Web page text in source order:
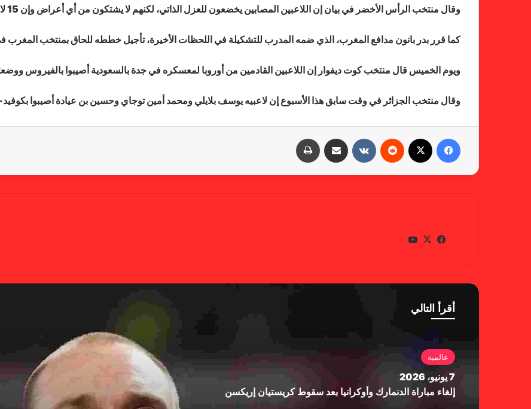
وقال منتخب الرأس الأخضر في بيان إن اللاعبين المصابين يخضعون للعزل الذاتي، لكنهم لا يشتكون من أي أعراض وإن 15 لاعبا فقط شاركوا في التدريبات الجمعة.
كما قرر بدر بانون مدافع المغرب، الذي ضمه المدرب للتشكيلة في اللحظات الأخيرة، تأجيل خططه للحاق بمنتخب المغرب
ويوم الخميس قال منتخب كوت ديفوار إن اللاعبين القادمين من أوروبا لمعسكره في جدة بالسعودية أصيبوا بالفيروس
وقال منتخب الجزائر في وقت سابق هذا الأسبوع إن لاعبيه يوسف بلايلي ومحمد أمين توجاي وحسين بن عيادة أصيبوا بكوفيد-19 في معسكر تدريبي في
في
وك
X
أقرأ التالي
عالمية
7 يونيو، 2026
إلغاء مباراة الدنمارك وأوكرانيا بعد سقوط كريستيان إريكسن